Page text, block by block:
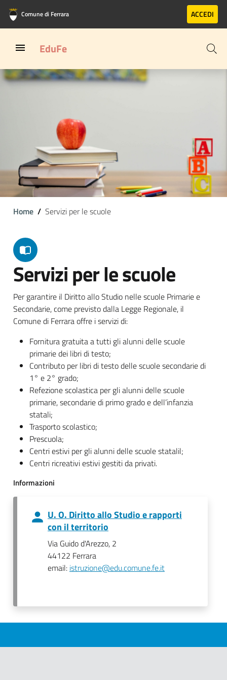
Vai al contenuto principale
Vai al footer
Comune di Ferrara ACCEDI
EduFe
Home Servizi per le scuole
Servizi per le scuole
Per garantire il Diritto allo Studio nelle scuole Primarie e
Secondarie, come previsto dalla Legge Regionale, il
Comune di Ferrara offre i servizi di:
Fornitura gratuita a tutti gli alunni delle scuole
primarie dei libri di testo;
Contributo per libri di testo delle scuole secondarie di
1° e 2° grado;
Refezione scolastica per gli alunni delle scuole
primarie, secondarie di primo grado e dell’infanzia
statali;
Trasporto scolastico;
Prescuola;
Centri estivi per gli alunni delle scuole statalil;
Centri ricreativi estivi gestiti da privati.
Informazioni
U. O. Diritto allo Studio e rapporti
con il territorio
Via Guido d'Arezzo, 2
44122 Ferrara
email: istruzione@edu.comune.fe.it